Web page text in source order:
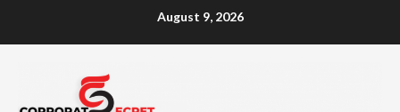
August 9, 2026